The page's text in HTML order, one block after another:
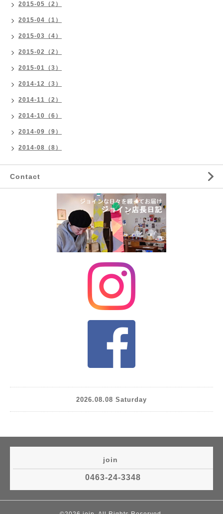
2015-05（2）
2015-04（1）
2015-03（4）
2015-02（2）
2015-01（3）
2014-12（3）
2014-11（2）
2014-10（6）
2014-09（9）
2014-08（8）
Contact
2026.08.08 Saturday
join
0463-24-3348